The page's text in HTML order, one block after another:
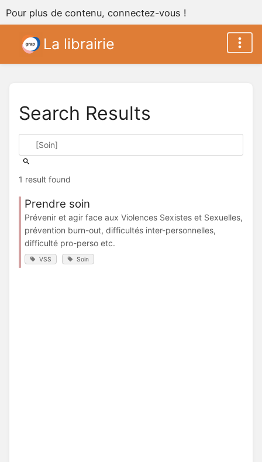
Pour plus de contenu, connectez-vous !
La librairie
Search Results
1 result found
Prendre soin
Prévenir et agir face aux Violences Sexistes et Sexuelles,
prévention burn-out, difficultés inter-personnelles,
difficulté pro-perso etc.
VSS Soin